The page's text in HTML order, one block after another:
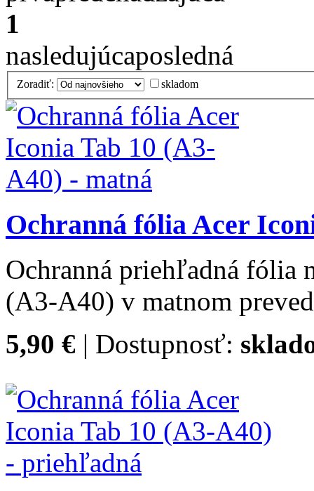
1
nasledujúcaposledná
Zoradiť: skladom
Ochranná fólia Acer
Ochranná priehľadná fólia
(A3-A40) v matnom
5,90 € | Dostupnosť: